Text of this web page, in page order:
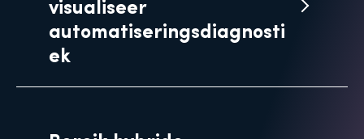
visualiseer
automatiseringsdiagnosti
ek